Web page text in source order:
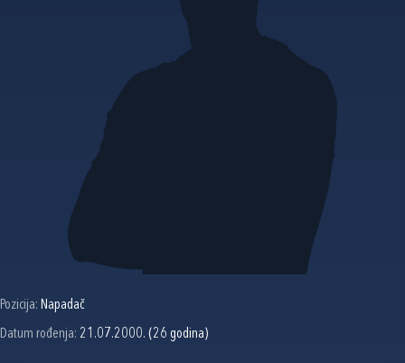
Pozicija: Napadač
Datum rođenja: 21.07.2000. (26 godina)